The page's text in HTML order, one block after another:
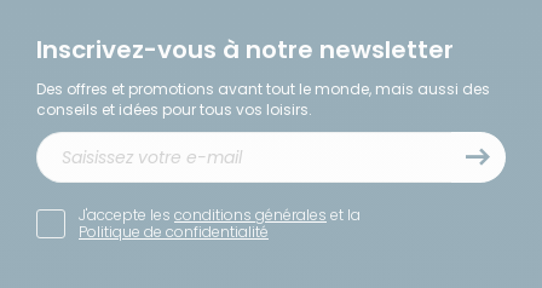
Inscrivez-vous à notre newsletter
Des offres et promotions avant tout le monde, mais aussi des
conseils et idées pour tous vos loisirs.
J'accepte les conditions générales et la
Politique de confidentialité